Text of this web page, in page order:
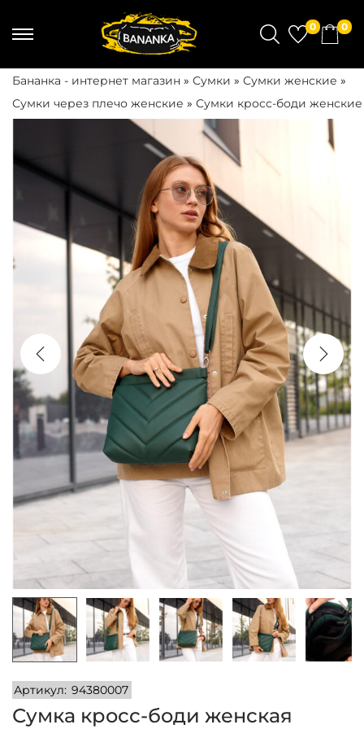
П
е
е
т
и
к
н
а
в
и
а
и
и
П
е
е
т
и
к
с
о
д
е
ж
м
о
м
у
0 0
Бананка - интернет магазин » Сумки » Сумки женские »
Сумки через плечо женские » Сумки кросс-боди женские
Артикул: 94380007
Сумка кросс-боди женская